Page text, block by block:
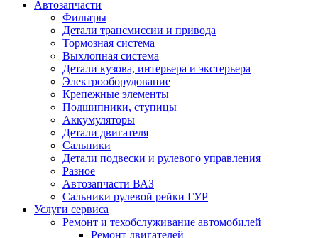
Автозапчасти
Фильтры
Детали трансмиссии и привода
Тормозная система
Выхлопная система
Детали кузова, интерьера и экстерьера
Электрооборудование
Крепежные элементы
Подшипники, ступицы
Аккумуляторы
Детали двигателя
Сальники
Детали подвески и рулевого управления
Разное
Автозапчасти ВАЗ
Сальники рулевой рейки ГУР
Услуги сервиса
Ремонт и техобслуживание автомобилей
Ремонт двигателей